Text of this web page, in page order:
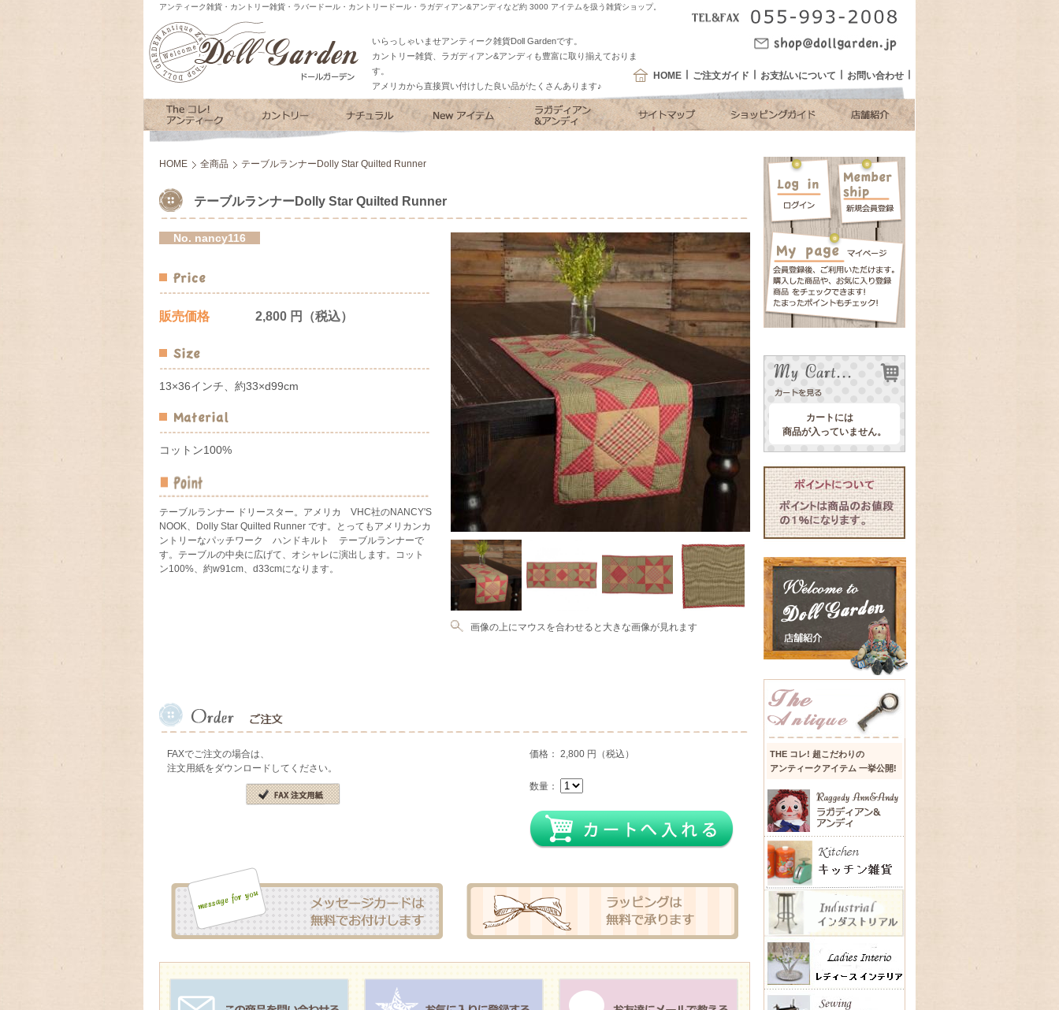
アンティーク雑貨・カントリー雑貨・ラバードール・カントリードール・ラガディアン&アンディなど約 3000 アイテムを扱う雑貨ショップ。
HOME ご注文ガイド お支払いについて お問い合わせ
いらっしゃいませアンティーク雑貨Doll Gardenです。
カントリー雑貨、ラガディアン&アンディも豊富に取り揃えておりま
す。
アメリカから直接買い付けした良い品がたくさんあります♪
HOME 全商品 テーブルランナーDolly Star Quilted Runner
テーブルランナーDolly Star Quilted Runner
No. nancy116
販売価格 2,800 円（税込）
13×36インチ、約33×d99cm
コットン100%
テーブルランナー ドリースター。アメリカ VHC社のNANCY'S
NOOK、Dolly Star Quilted Runner です。とってもアメリカンカ
ントリーなパッチワーク ハンドキルト テーブルランナーで
す。テーブルの中央に広げて、オシャレに演出します。コット
ン100%、約w91cm、d33cmになります。
画像の上にマウスを合わせると大きな画像が見れます
FAXでご注文の場合は、
注文用紙をダウンロードしてください。
価格： 2,800 円（税込）
数量：
カートには
商品が入っていません。
THE コレ! 超こだわりの
アンティークアイテム 一挙公開!